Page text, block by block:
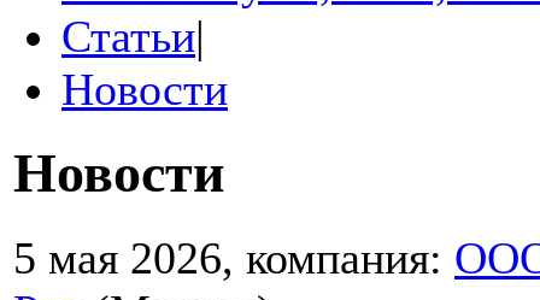
Статьи|
Новости
Новости
5 мая 2026, компания: